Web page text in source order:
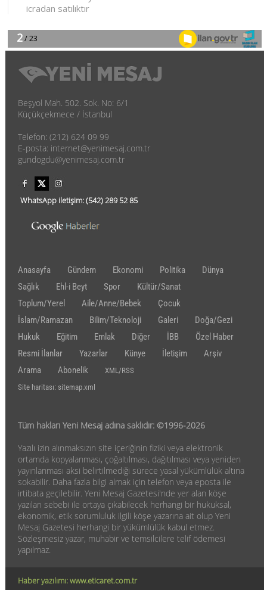
Beşyol Mah. 502. Sok. No: 6/1
Küçükçekmece / İstanbul
Telefon: (212) 624 09 99
E-posta: internet@yenimesaj.com.tr
gundogdu@yenimesaj.com.tr
WhatsApp iletişim:(542)289 52 85
Anasayfa Gündem Ekonomi Politika
Dünya
Sağlık
Ehl-i Beyt Spor
Kültür/Sanat
Toplum/Yerel
Aile/Anne/Bebek
Çocuk
İslam/Ramazan
Bilim/Teknoloji Galeri
Doğa/Gezi
Hukuk
Eğitim Emlak Diğer İBB
Özel Haber
Resmi İlanlar
Yazarlar Künye İletişim
Arşiv
Arama
Abonelik
XML/RSS
Site haritası: sitemap.xml
Tüm hakları Yeni Mesaj adına saklıdır: ©1996-2026
Yazılı izin alınmaksızın site içeriğinin fiziki veya elektronik
ortamda kopyalanması, çoğaltılması, dağıtılması veya yeniden
yayınlanması aksi belirtilmediği sürece yasal yükümlülük altına
sokabilir. Daha fazla bilgi almak için telefon veya eposta ile
irtibata geçilebilir. Yeni Mesaj Gazetesi'nde yer alan köşe
yazıları sebebi ile ortaya çıkabilecek herhangi bir hukuksal,
ekonomik, etik sorumluluk ilgili köşe yazarına ait olup Yeni
Mesaj Gazetesi herhangi bir yükümlülük kabul etmez.
Sözleşmesiz yazar, muhabir ve temsilcilere telif ödemesi
yapılmaz.
Haber yazılımı: www.eticaret.com.tr